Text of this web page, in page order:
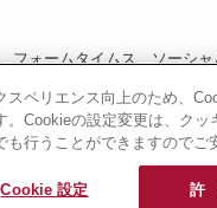
フォームタイムス
ソーシ
リシー
当サイトご利用にあ
運営者情報
NAGASEグルー
長瀬産業コーポレートサイ
© 2020 PU Portal.
スペリエンス向上のため、
。Cookieの設定変更は、クッ
も行うことができますのでご
Cookie 設定 許